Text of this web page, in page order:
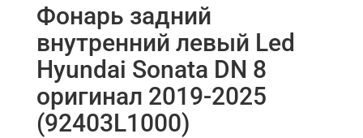
Фонарь задний
внутренний левый Led
Hyundai Sonata DN 8
оригинал 2019-2025
(92403L1000)